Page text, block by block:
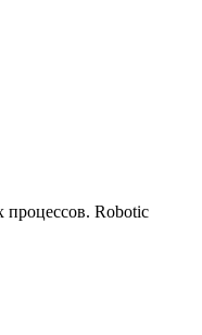
процессов. Robotic